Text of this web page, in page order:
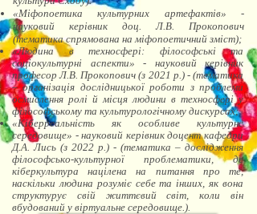
«Міфопоетика культурних артефактів» -
науковий керівник доц. Л.В. Прокопович
(тематика спрямована на міфопоетичний зміст);
«Людина в техносфері: філософські та
соціокультурні аспекти» - науковий керівник
професор Л.В. Прокопович (з 2021 р.) - (тематика
– організація дослідницької роботи з проблеми
осмислення ролі й місця людини в техносфері у
філософському та культурологічному дискурсах;
«Кіберреальність як особливе культурне
середовище» - науковий керівник доцент кафедри
Д.А. Лись (з 2022 р.) - (тематика – дослідження
філософсько-культурної проблематики, де
кіберкультура націлена на питання про те,
наскільки людина розуміє себе та інших, як вона
структурує свій життєвий світ, коли він
вбудований у віртуальне середовище.).